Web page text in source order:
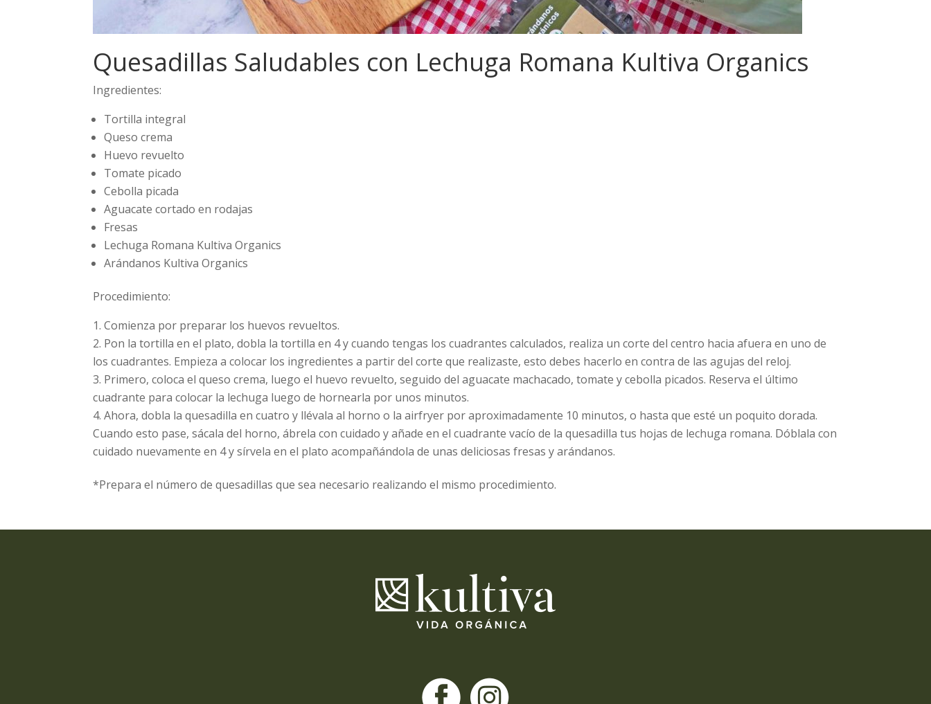
Quesadillas Saludables con Lechuga Romana Kultiva Organics
Ingredientes:
Tortilla integral
Queso crema
Huevo revuelto
Tomate picado
Cebolla picada
Aguacate cortado en rodajas
Fresas
Lechuga Romana Kultiva Organics
Arándanos Kultiva Organics
Procedimiento:
Comienza por preparar los huevos revueltos.
Pon la tortilla en el plato, dobla la tortilla en 4 y cuando tengas los cuadrantes calculados, realiza un corte del centro hacia afuera en uno de
los cuadrantes. Empieza a colocar los ingredientes a partir del corte que realizaste, esto debes hacerlo en contra de las agujas del reloj.
Primero, coloca el queso crema, luego el huevo revuelto, seguido del aguacate machacado, tomate y cebolla picados. Reserva el último
cuadrante para colocar la lechuga luego de hornearla por unos minutos.
Ahora, dobla la quesadilla en cuatro y llévala al horno o la airfryer por aproximadamente 10 minutos, o hasta que esté un poquito dorada.
Cuando esto pase, sácala del horno, ábrela con cuidado y añade en el cuadrante vacío de la quesadilla tus hojas de lechuga romana. Dóblala con
cuidado nuevamente en 4 y sírvela en el plato acompañándola de unas deliciosas fresas y arándanos.
*Prepara el número de quesadillas que sea necesario realizando el mismo procedimiento.